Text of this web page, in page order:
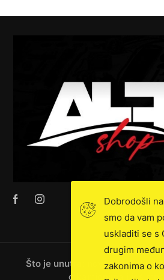
Što je unutra: novosti,
o kamionima i još
Dobrodošli
smo da vam
uskladiti se s
drugim
zakonima o